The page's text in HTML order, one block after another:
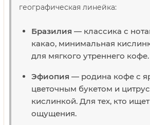
географическая линейка:
Бразилия — классика с
какао, минимальная
для мягкого утреннего кофе.
Эфиопия — родина кофе с
цветочным букетом и
кислинкой. Для тех, кто
ощущения.